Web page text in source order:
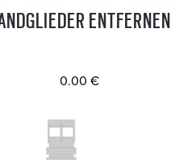
ENTFERNEN
0.00 €